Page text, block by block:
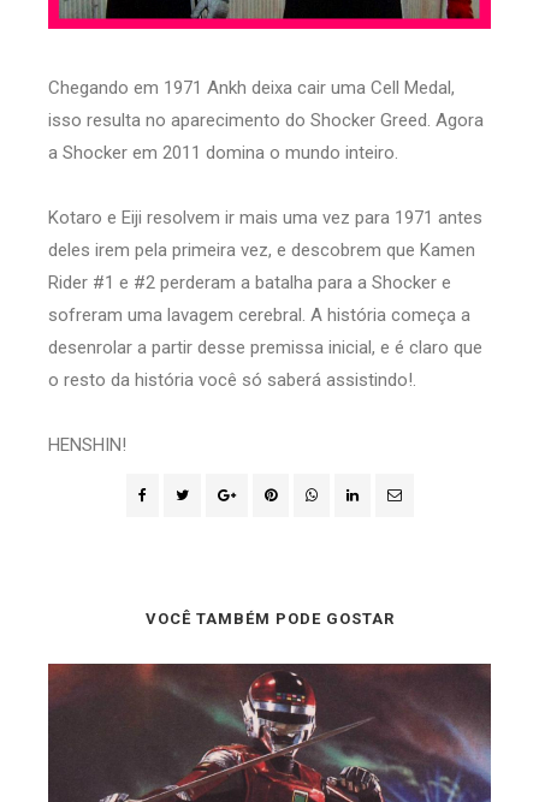
Chegando em 1971 Ankh deixa cair uma Cell Medal,
isso resulta no aparecimento do Shocker Greed. Agora
a Shocker em 2011 domina o mundo inteiro.
Kotaro e Eiji resolvem ir mais uma vez para 1971 antes
deles irem pela primeira vez, e descobrem que Kamen
Rider #1 e #2 perderam a batalha para a Shocker e
sofreram uma lavagem cerebral. A história começa a
desenrolar a partir desse premissa inicial, e é claro que
o resto da história você só saberá assistindo!.
HENSHIN!
VOCÊ TAMBÉM PODE GOSTAR